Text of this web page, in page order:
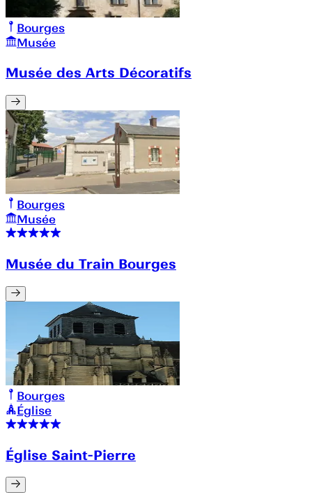
Bourges
Musée
Musée des Arts Décoratifs
Bourges
Musée
Musée du Train Bourges
Bourges
Église
Église Saint-Pierre